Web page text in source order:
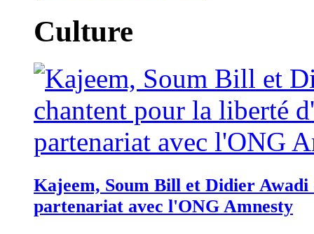
Culture
Kajeem, Soum Bill et Didier
partenariat avec l'ONG Amnesty